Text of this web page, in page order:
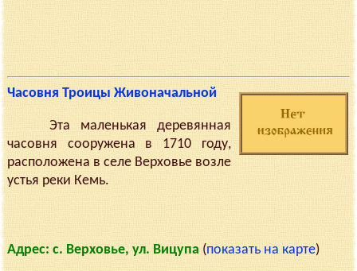
Часовня Троицы Живоначальной
Эта маленькая деревянная
часовня сооружена в 1710 году,
расположена в селе Верховье возле
устья реки Кемь.
Адрес: с. Верховье, ул. Вицупа (показать на карте)